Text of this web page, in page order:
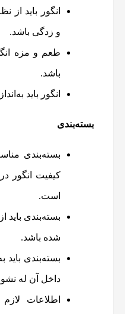
انگور باید
و زدگی باشد.
طعم و مزه
باشد.
انگور باید
بسته‌بندی
بسته‌بندی
کیفیت انگور
است.
بسته‌بندی باید
شده باشد.
بسته‌بندی باید
داخل آن له
اطلاعات